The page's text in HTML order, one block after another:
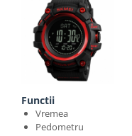
Functii
Vremea
Pedometru